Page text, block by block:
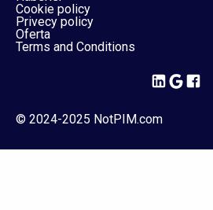
Cookie policy
Privecy policy
Oferta
Terms and Conditions
© 2024-2025 NotPIM.com